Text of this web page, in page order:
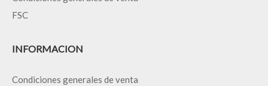
FSC
INFORMACION
Condiciones generales de venta